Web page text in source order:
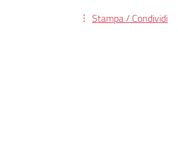
Stampa / Condividi